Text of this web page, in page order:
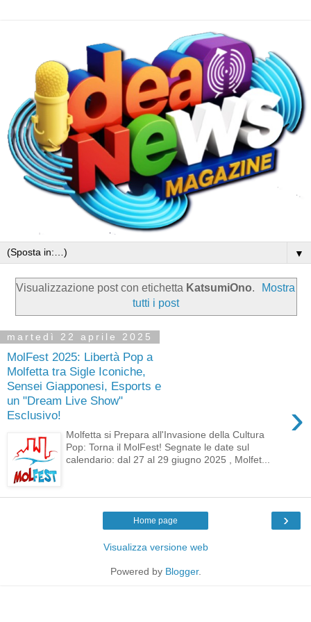
▼
Visualizzazione post con etichetta KatsumiOno.
Mostra
tutti i post
martedì 22 aprile 2025
MolFest 2025: Libertà Pop a
Molfetta tra Sigle Iconiche,
Sensei Giapponesi, Esports e
un "Dream Live Show"
Esclusivo!
›
Molfetta si Prepara all'Invasione della Cultura
Pop: Torna il MolFest! Segnate le date sul
calendario: dal 27 al 29 giugno 2025 , Molfet...
›
Home page
Visualizza versione web
Powered by Blogger.